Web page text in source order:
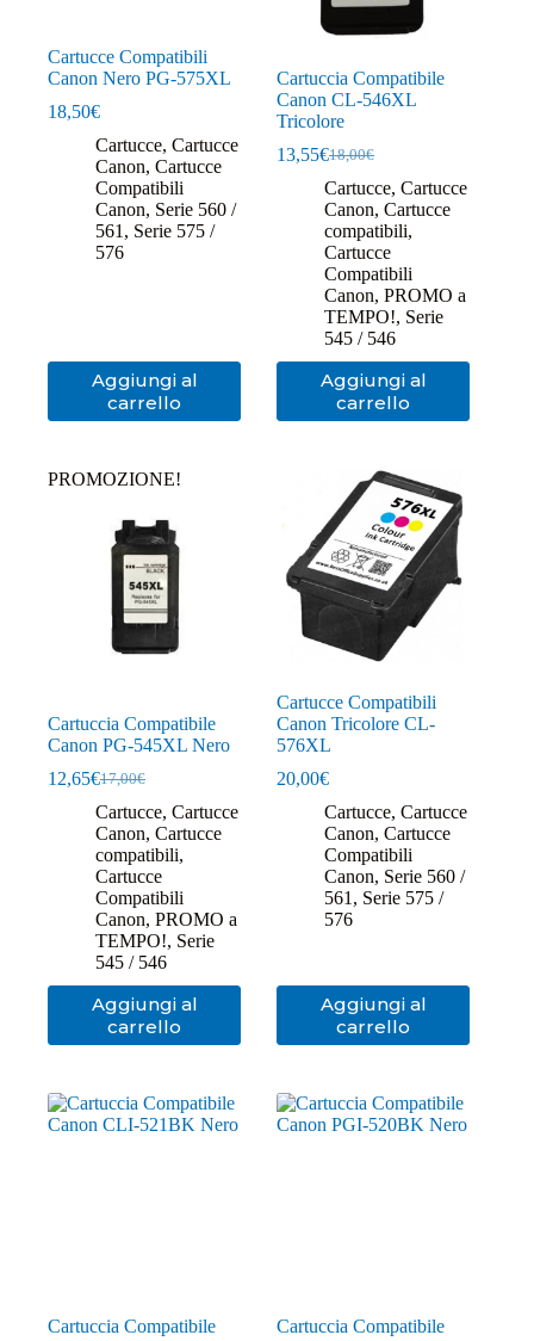
Cartucce Compatibili
Canon Nero PG-575XL
18,50€
Cartucce, Cartucce
Canon, Cartucce
Compatibili
Canon, Serie 560 /
561 , Serie 575 /
576
Aggiungi al
carrello
Cartuccia Compatibile
Canon CL-546XL
Tricolore
18,00€
Il
prezzo
originale
era:
18,00€.
13,55€Il
prezzo
attuale
è:
13,55€.
Cartucce,Cartucce
Canon,Cartucce
compatibili,
Cartucce
Compatibili
Canon,PROMO a
TEMPO!, Serie
545 / 546
Aggiungi al
carrello
PROMOZIONE!
Cartuccia Compatibile
Canon PG-545XL Nero
17,00€
Il
prezzo
originale
era:
17,00€.
12,65€Il
prezzo
attuale
è:
12,65€.
Cartucce, Cartucce
Canon, Cartucce
compatibili,
Cartucce
Compatibili
Canon, PROMO a
TEMPO!, Serie
545 / 546
Aggiungi al
carrello
Cartucce Compatibili
Canon Tricolore CL-
576XL
20,00€
Cartucce,Cartucce
Canon,Cartucce
Compatibili
Canon, Serie 560 /
561 , Serie 575 /
576
Aggiungi al
carrello
Cartuccia Compatibile
Cartuccia Compatibile